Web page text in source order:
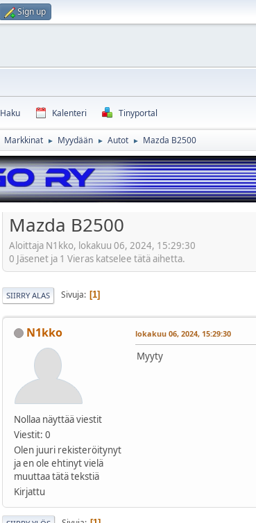
Sign up
Haku Kalenteri Tinyportal
Markkinat ► Myydään ► Autot ► Mazda B2500
Mazda B2500
Aloittaja N1kko, lokakuu 06, 2024, 15:29:30
0 Jäsenet ja 1 Vieras katselee tätä aihetta.
SIIRRY ALAS Sivuja 1
N1kko
Nollaa näyttää viestit
Viestit: 0
Olen juuri rekisteröitynyt
ja en ole ehtinyt vielä
muuttaa tätä tekstiä
Kirjattu
lokakuu 06, 2024, 15:29:30
Myyty